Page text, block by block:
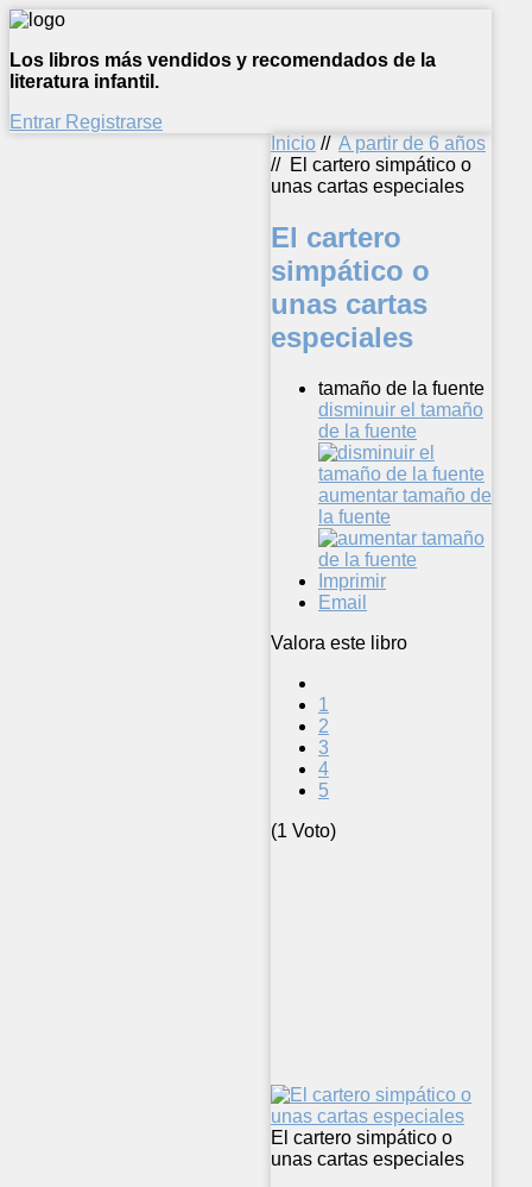
Los libros más vendidos y recomendados de la
literatura infantil.
Entrar Registrarse
Inicio // A partir de 6 años
// El cartero simpático o
unas cartas especiales
El cartero
simpático o
unas cartas
especiales
tamaño de la fuente
disminuir el tamaño
de la fuente
aumentar tamaño de
la fuente
Imprimir
Email
Valora este libro
1
2
3
4
5
(1 Voto)
El cartero simpático o
unas cartas especiales